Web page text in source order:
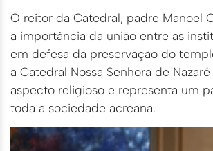
O reitor da Catedral, padre Manoel
a importância da união entre as
em defesa da preservação do
a Catedral Nossa Senhora de
aspecto religioso e representa um
toda a sociedade acreana.